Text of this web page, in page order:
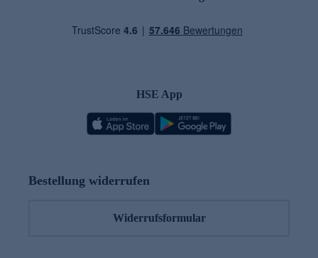
HSE App
Bestellung widerrufen
Widerrufsformular